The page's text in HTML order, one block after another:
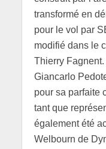
transformé en
pour le vol par
modifié dans le
Thierry Fagnent.
Giancarlo
pour sa parfaite
tant que
également été
Welbourn de